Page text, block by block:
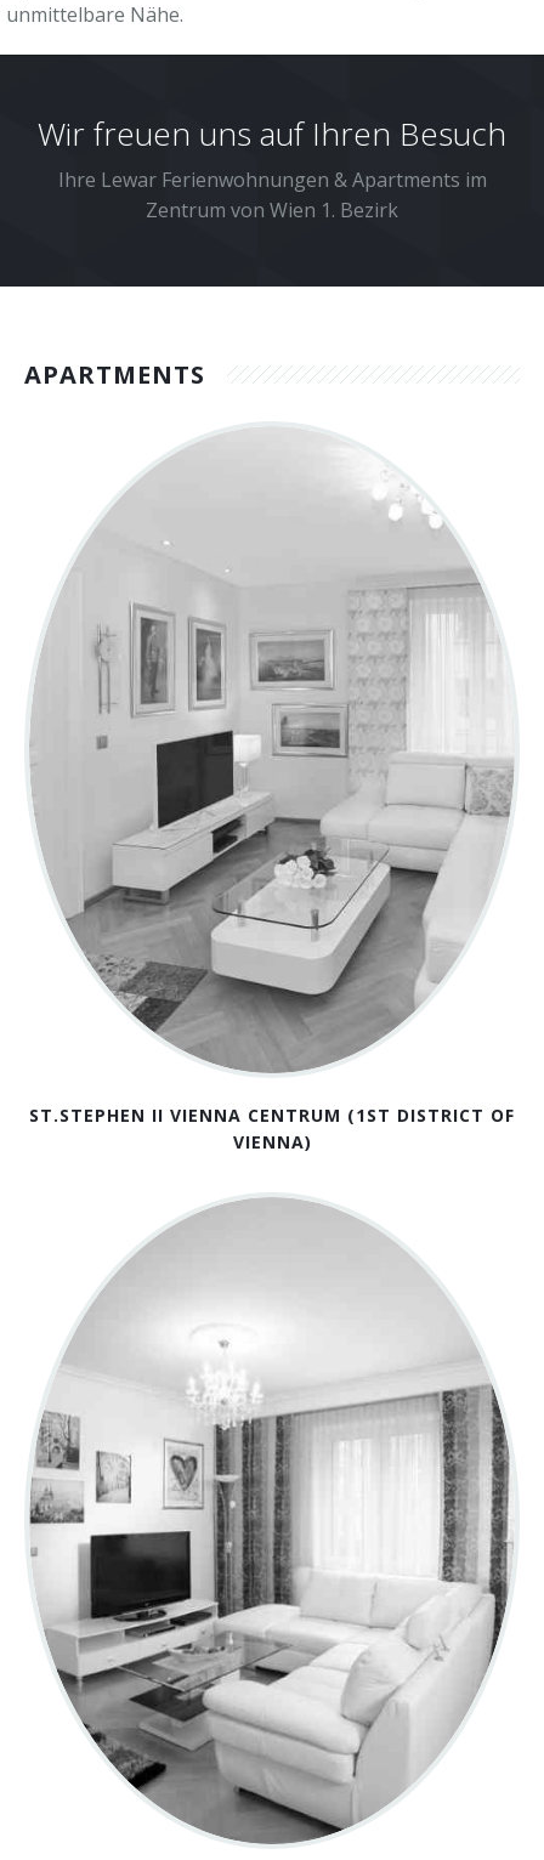
unmittelbare Nähe.
Wir freuen uns auf Ihren Besuch
Ihre Lewar Ferienwohnungen & Apartments im
Zentrum von Wien 1. Bezirk
APARTMENTS
ST.STEPHEN II VIENNA CENTRUM (1ST DISTRICT OF
VIENNA)